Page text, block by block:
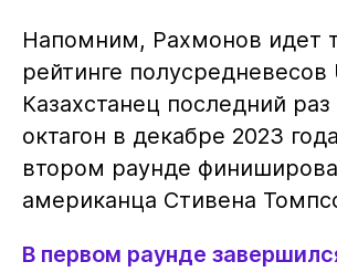
Напомним, Рахмонов идет
рейтинге полусредневесов
Казахстанец последний
октагон в декабре 2023
втором раунде
американца Стивена
В первом раунде